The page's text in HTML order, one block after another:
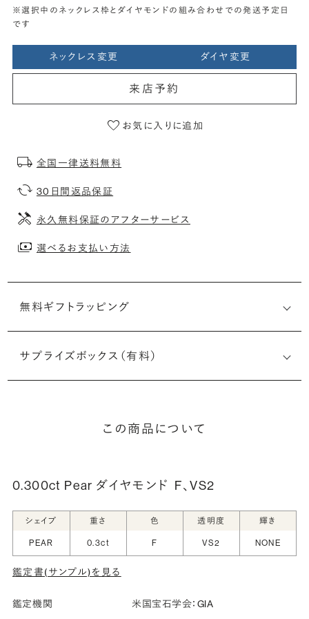
※選択中のネックレス枠とダイヤモンドの組み合わせでの発送予定日
です
ネックレス変更 ダイヤ変更
来店予約
お気に入りに追加
全国一律送料無料
30日間返品保証
永久無料保証のアフターサービス
選べるお支払い方法
無料ギフトラッピング
サプライズボックス（有料）
この商品について
0.300ct Pear ダイヤモンド F、VS2
シェイプ 重さ 色 透明度 輝き
PEAR 0.3ct F VS2 NONE
鑑定書(サンプル)を見る
鑑定機関
米国宝石学会：GIA